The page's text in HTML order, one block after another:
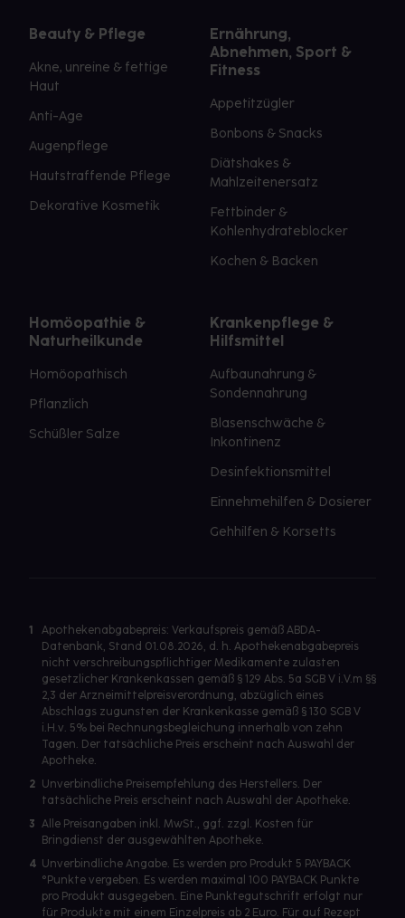
Beauty & Pflege
Akne, unreine & fettige
Haut
Anti-Age
Augenpflege
Hautstraffende Pflege
Dekorative Kosmetik
Ernährung,
Abnehmen, Sport &
Fitness
Appetitzügler
Bonbons & Snacks
Diätshakes &
Mahlzeitenersatz
Fettbinder &
Kohlenhydrateblocker
Kochen & Backen
Homöopathie &
Naturheilkunde
Homöopathisch
Pflanzlich
Schüßler Salze
Krankenpflege &
Hilfsmittel
Aufbaunahrung &
Sondennahrung
Blasenschwäche &
Inkontinenz
Desinfektionsmittel
Einnehmehilfen & Dosierer
Gehhilfen & Korsetts
1
Apothekenabgabepreis: Verkaufspreis gemäß ABDA-
Datenbank, Stand 01.08.2026, d. h. Apothekenabgabepreis
nicht verschreibungspflichtiger Medikamente zulasten
gesetzlicher Krankenkassen gemäß § 129 Abs. 5a SGB V i.V.m §§
2,3 der Arzneimittelpreisverordnung, abzüglich eines
Abschlags zugunsten der Krankenkasse gemäß § 130 SGB V
i.H.v. 5% bei Rechnungsbegleichung innerhalb von zehn
Tagen. Der tatsächliche Preis erscheint nach Auswahl der
Apotheke.
2 Unverbindliche Preisempfehlung des Herstellers. Der
tatsächliche Preis erscheint nach Auswahl der Apotheke.
3 Alle Preisangaben inkl. MwSt., ggf. zzgl. Kosten für
Bringdienst der ausgewählten Apotheke.
4 Unverbindliche Angabe. Es werden pro Produkt 5 PAYBACK
°Punkte vergeben. Es werden maximal 100 PAYBACK Punkte
pro Produkt ausgegeben. Eine Punktegutschrift erfolgt nur
für Produkte mit einem Einzelpreis ab 2 Euro. Für auf Rezept